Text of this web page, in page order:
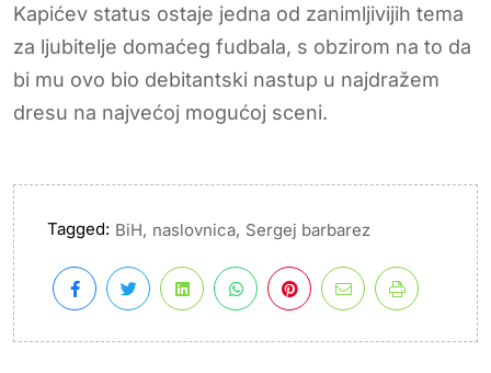
Kapićev status ostaje jedna od zanimljivijih tema
za ljubitelje domaćeg fudbala, s obzirom na to da
bi mu ovo bio debitantski nastup u najdražem
dresu na najvećoj mogućoj sceni.
Tagged: BiH, naslovnica, Sergej barbarez